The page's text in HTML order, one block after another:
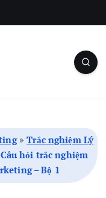
»Trắc nghiệm Lý
Câu hỏi trắc nghiệm
– Bộ 1